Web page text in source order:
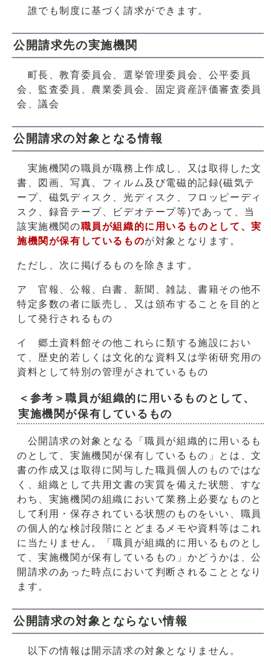
誰でも制度に基づく請求ができます。
公開請求先の実施機関
町長、教育委員会、選挙管理委員会、公平委員
会、監査委員、農業委員会、固定資産評価審査委員
会、議会
公開請求の対象となる情報
実施機関の職員が職務上作成し、又は取得した文
書、図画、写真、フィルム及び電磁的記録(磁気テ
ープ、磁気ディスク、光ディスク、フロッピーディ
スク、録音テープ、ビデオテープ等)であって、当
該実施機関の職員が組織的に用いるもの として、実
施機関が保有しているものが対象となります。
ただし、次に掲げるものを除きます。
ア 官報、公報、白書、新聞、雑誌、書籍その他不
特定多数の者に販売し、又は頒布することを目的と
して発行されるもの
イ 郷土資料館その他これらに類する施設におい
て、歴史的若しくは文化的な資料又は学術研究用の
資料として特別の管理がされているもの
＜参考＞職員が組織的に用いるものとして、
実施機関が保有しているもの
公開請求の対象となる「職員が組織的に用いるも
のとして、実施機関が保有しているもの」とは、文
書の作成又は取得に関与した職員個人のものではな
く、組織として共用文書の実質を備えた状態、すな
わち、実施機関の組織において業務上必要なものと
して利用・保存されている状態のものをいい、職員
の個人的な検討段階にとどまるメモや資料等はこれ
に当たりません。「職員が組織的に用いるものとし
て、実施機関が保有しているもの」かどうかは、公
開請求のあった時点において判断されることとなり
ます。
公開請求の対象とならない情報
以下の情報は開示請求の対象となりません。